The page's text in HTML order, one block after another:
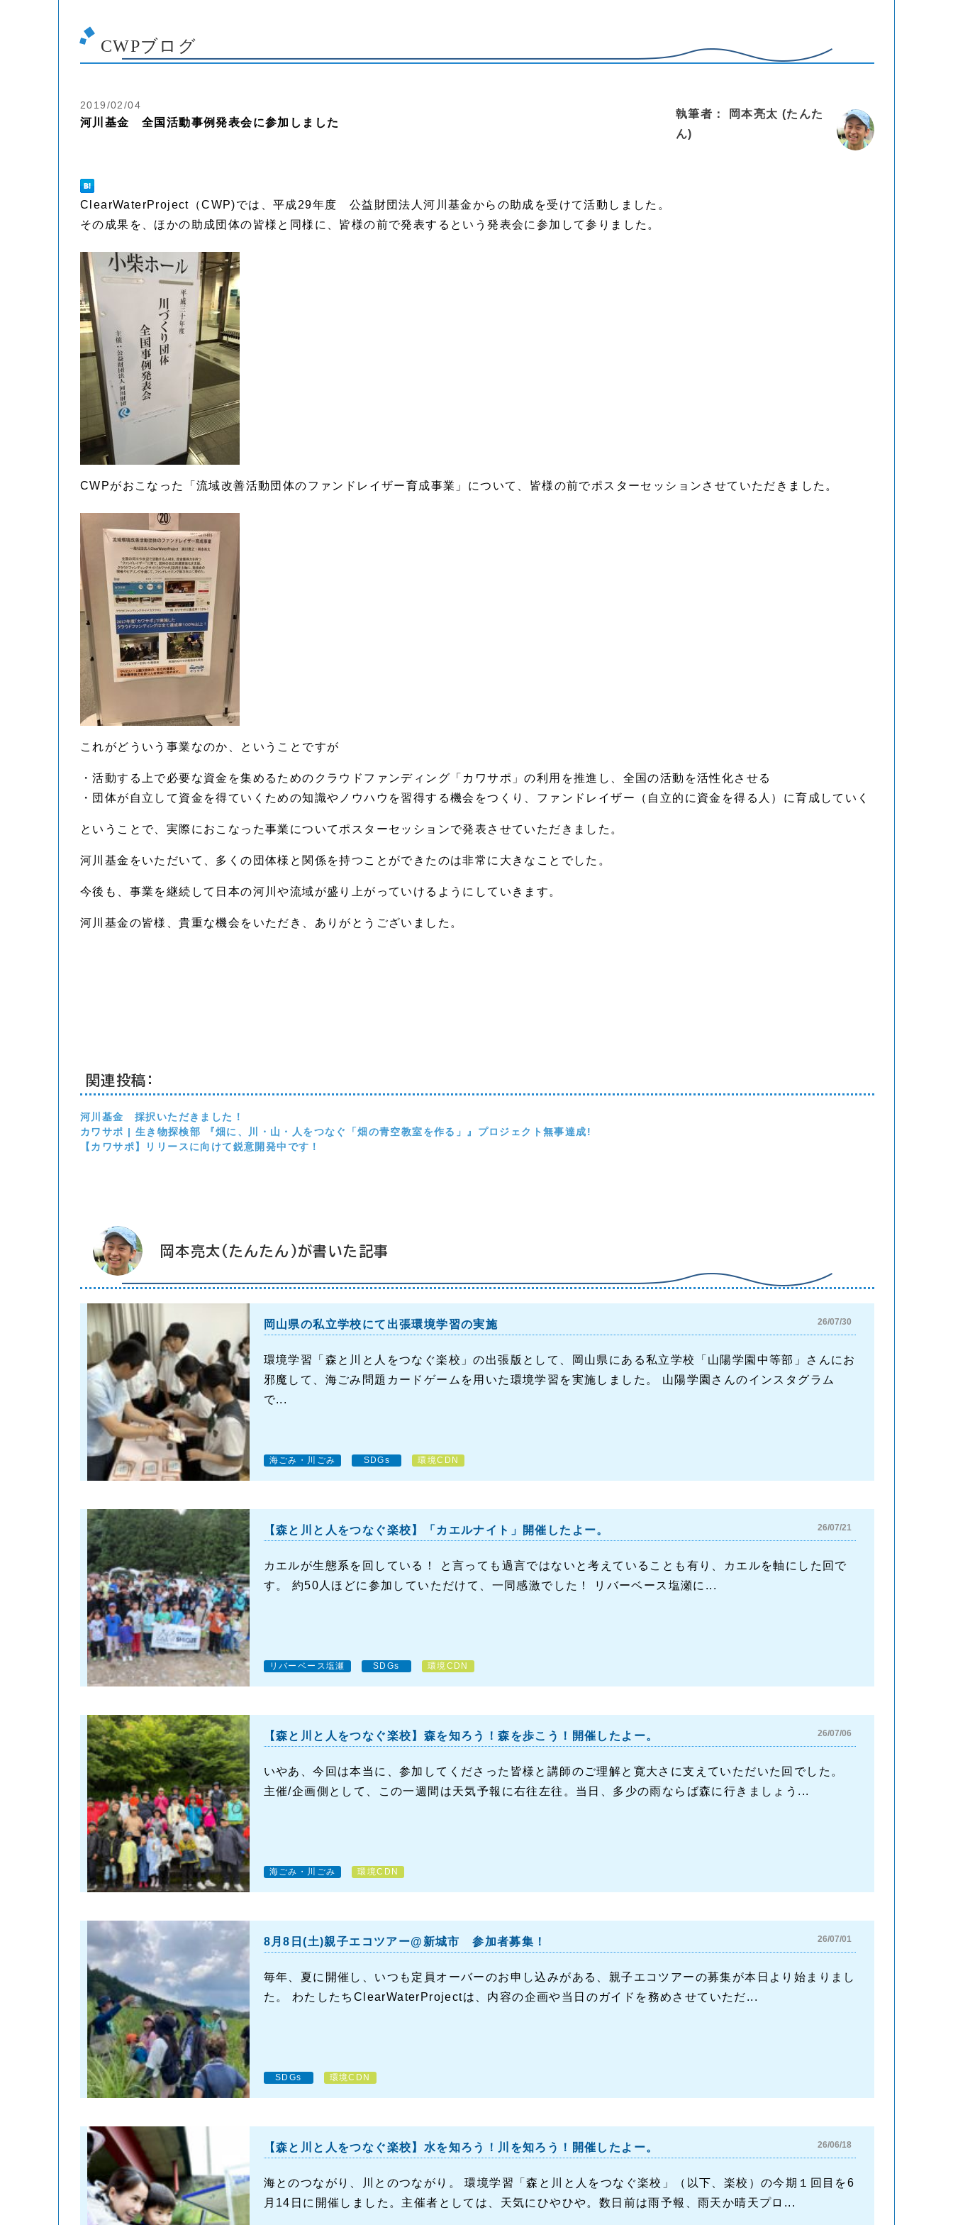
CWPブログ
2019/02/04
河川基金 全国活動事例発表会に参加しました
執筆者： 岡本亮太 (たんた
ん)
ClearWaterProject（CWP)では、平成29年度 公益財団法人河川基金からの助成を受けて活動しました。
その成果を、ほかの助成団体の皆様と同様に、皆様の前で発表するという発表会に参加して参りました。
CWPがおこなった「流域改善活動団体のファンドレイザー育成事業」について、皆様の前でポスターセッションさせていただきました。
これがどういう事業なのか、ということですが
・活動する上で必要な資金を集めるためのクラウドファンディング「カワサポ」の利用を推進し、全国の活動を活性化させる
・団体が自立して資金を得ていくための知識やノウハウを習得する機会をつくり、ファンドレイザー（自立的に資金を得る人）に育成していく
ということで、実際におこなった事業についてポスターセッションで発表させていただきました。
河川基金をいただいて、多くの団体様と関係を持つことができたのは非常に大きなことでした。
今後も、事業を継続して日本の河川や流域が盛り上がっていけるようにしていきます。
河川基金の皆様、貴重な機会をいただき、ありがとうございました。
関連投稿:
河川基金 採択いただきました！
カワサポ | 生き物探検部 『畑に、川・山・人をつなぐ「畑の青空教室を作る」』プロジェクト無事達成!
【カワサポ】リリースに向けて鋭意開発中です！
岡本亮太(たんたん)が書いた記事
岡山県の私立学校にて出張環境学習の実施 26/07/30
環境学習「森と川と人をつなぐ楽校」の出張版として、岡山県にある私立学校「山陽学園中等部」さんにお
邪魔して、海ごみ問題カードゲームを用いた環境学習を実施しました。 山陽学園さんのインスタグラム
で...
海ごみ・川ごみ SDGs 環境CDN
【森と川と人をつなぐ楽校】「カエルナイト」開催したよー。 26/07/21
カエルが生態系を回している！ と言っても過言ではないと考えていることも有り、カエルを軸にした回で
す。 約50人ほどに参加していただけて、一同感激でした！ リバーベース塩瀬に...
リバーベース塩瀬 SDGs 環境CDN
【森と川と人をつなぐ楽校】森を知ろう！森を歩こう！開催したよー。 26/07/06
いやあ、今回は本当に、参加してくださった皆様と講師のご理解と寛大さに支えていただいた回でした。
主催/企画側として、この一週間は天気予報に右往左往。当日、多少の雨ならば森に行きましょう...
海ごみ・川ごみ 環境CDN
8月8日(土)親子エコツアー@新城市 参加者募集！ 26/07/01
毎年、夏に開催し、いつも定員オーバーのお申し込みがある、親子エコツアーの募集が本日より始まりまし
た。 わたしたちClearWaterProjectは、内容の企画や当日のガイドを務めさせていただ...
SDGs 環境CDN
【森と川と人をつなぐ楽校】水を知ろう！川を知ろう！開催したよー。 26/06/18
海とのつながり、川とのつながり。 環境学習「森と川と人をつなぐ楽校」（以下、楽校）の今期１回目を6
月14日に開催しました。主催者としては、天気にひやひや。数日前は雨予報、雨天か晴天プロ...